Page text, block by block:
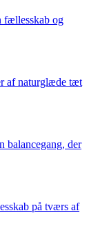
fællesskab og
af naturglæde tæt
balancegang, der
på tværs af